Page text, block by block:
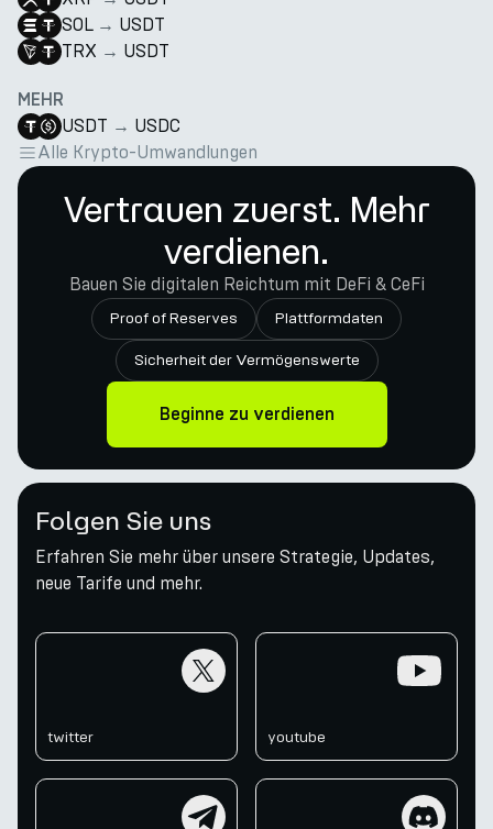
SOL → USDT
TRX → USDT
MEHR
USDT → USDC
Alle Krypto-Umwandlungen
Vertrauen zuerst. Mehr
verdienen.
Bauen Sie digitalen Reichtum mit DeFi & CeFi
Proof of Reserves Plattformdaten
Sicherheit der Vermögenswerte
Beginne zu verdienen
Folgen Sie uns
Erfahren Sie mehr über unsere Strategie, Updates,
neue Tarife und mehr.
twitter youtube